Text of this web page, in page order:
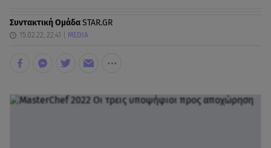
Συντακτική ΟμάδαSTAR.GR
15.02.22, 22:41 MEDIA